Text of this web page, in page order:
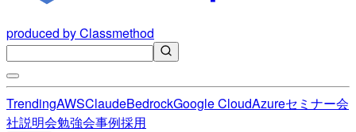
produced by Classmethod
TrendingAWSClaudeBedrockGoogle CloudAzureセミナー会
社説明会勉強会事例採用